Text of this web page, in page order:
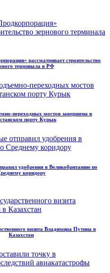
рассматривает строительство
терминала в РФ
переходных мостов завершена в
порту Курык
удобрения в Великобританию по
коридору
визита Владимира Путина в
Казахстан